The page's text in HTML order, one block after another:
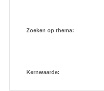
Zoeken op thema:
Kernwaarde: